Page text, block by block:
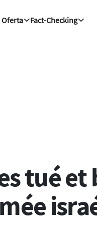
Oferta Fact-Checking
tué et